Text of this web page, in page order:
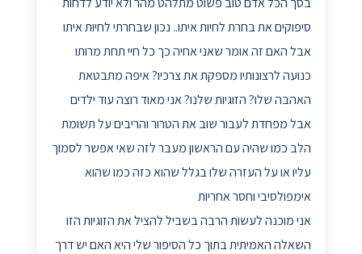
סיפוקים את בחרת לחיות איתו.. נכון שבחרתי לחיות איתו
אבל האם זה אומר שאני אחיה כך כל חיי תחת מרותו
כנועה לרצונותיו מספקת את צרכיו? איפה מתבטאת
האהבה שלו? הזוגיות שלנו? אני מאוד רוצה עוד ילדים
אבל מפחדת לעבור שוב את הטרור והריבים על תשומת
הלב כמו שהיה עם הראשון מעבר לזה שאי אפשר לסמוך
עליו או על העזרה שלו בגלל שהוא כזה כמו שהוא
אימפולסיבי וחסר אחריות
אני מוכנה לעשות הרבה בשביל להציל את הזוגיות הזו
השאלה האמיתית בתוך כל הסיפור שלי היא האם יש דרך